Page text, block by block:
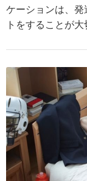
ケーションは、
トをすることが